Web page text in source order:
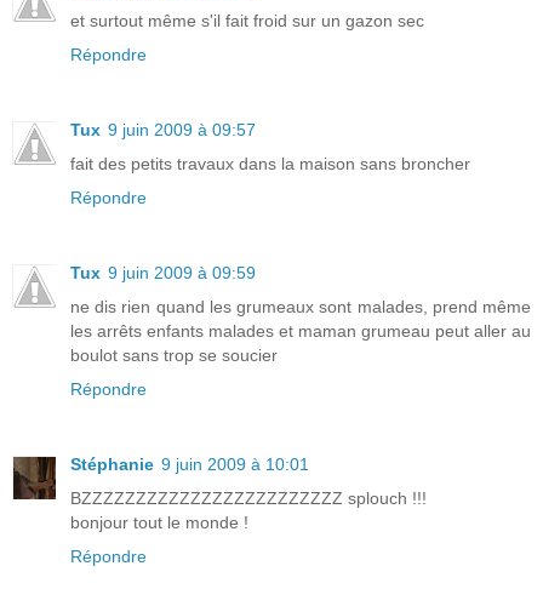
et surtout même s'il fait froid sur un gazon sec
Répondre
Tux 9 juin 2009 à 09:57
fait des petits travaux dans la maison sans broncher
Répondre
Tux 9 juin 2009 à 09:59
ne dis rien quand les grumeaux sont malades, prend même
les arrêts enfants malades et maman grumeau peut aller au
boulot sans trop se soucier
Répondre
Stéphanie 9 juin 2009 à 10:01
BZZZZZZZZZZZZZZZZZZZZZZZZ splouch !!!
bonjour tout le monde !
Répondre